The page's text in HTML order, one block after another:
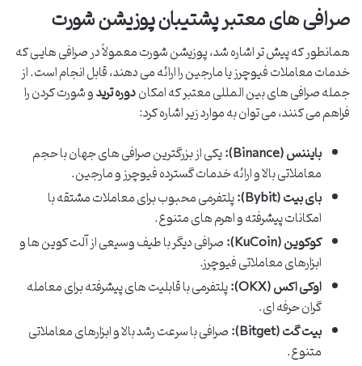
صرافی های معتبر پشتیبان پوزیشن شورت
همانطور که پیش تر اشاره شد، پوزیشن شورت معمولاً در صرافی هایی که
خدمات معاملات فیوچرز یا مارجین را ارائه می دهند، قابل انجام است. از
جمله صرافی های بین المللی معتبر که امکاندوره تریدو شورت کردن را
فراهم می کنند، می توان به موارد زیر اشاره کرد:
بایننس (Binance):
یکی از بزرگترین صرافی های جهان با حجم
معاملاتی بالا و ارائه خدمات گسترده فیوچرز و مارجین.
بای بیت (Bybit):
پلتفرمی محبوب برای معاملات مشتقه با
امکانات پیشرفته و اهرم های متنوع.
کوکوین (KuCoin):
صرافی دیگر با طیف وسیعی از آلت کوین ها و
ابزارهای معاملاتی فیوچرز.
اوکی اکس (OKX):
پلتفرمی با قابلیت های پیشرفته برای معامله
گران حرفه ای.
بیت گت (Bitget):
صرافی با سرعت رشد بالا و ابزارهای معاملاتی
متنوع.